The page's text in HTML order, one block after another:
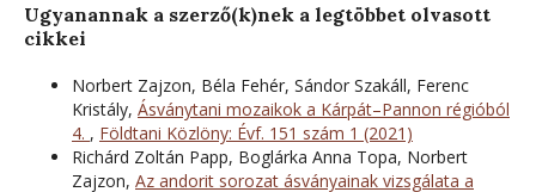
Ugyanannak a szerző(k)nek a legtöbbet olvasott
cikkei
Norbert Zajzon, Béla Fehér, Sándor Szakáll, Ferenc
Kristály, Ásványtani mozaikok a Kárpát–Pannon régióból
4. , Földtani Közlöny: Évf. 151 szám 1 (2021)
Richárd Zoltán Papp, Boglárka Anna Topa, Norbert
Zajzon, Az andorit sorozat ásványainak vizsgálata a